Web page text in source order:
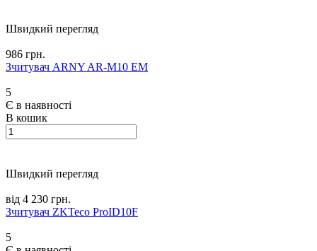
Швидкий перегляд
986 грн.
Зчитувач ARNY AR-M10 EM
5
Є в наявності
В кошик
Швидкий перегляд
від 4 230 грн.
Зчитувач ZKTeco ProID10F
5